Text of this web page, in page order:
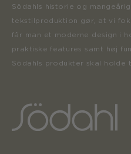
Södahls historie og
tekstilproduktion gør, at vi
får man et moderne design i
praktiske features samt høj
Södahls produkter skal holde